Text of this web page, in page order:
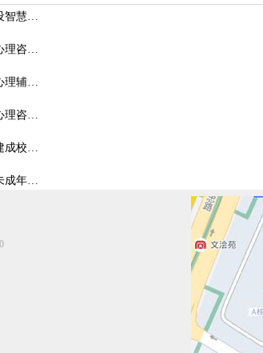
广西壮族自治区**职业院校建设智慧校园心理咨询室
四川省西昌市**区戒毒所建成心理咨询室
山东省​潍坊市**学院建设校园心理辅导中心
江西省宜春市**综治中心完成心理咨询室建设
广西壮族自治区南宁市**大学建成校园心理咨询室
广东省茂名市**学校规划建设未成年人辅导中心